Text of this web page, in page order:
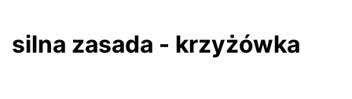
SŁOWNIK
silna zasada - krzyżówka